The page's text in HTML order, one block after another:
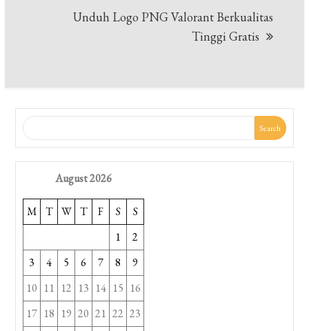
Unduh Logo PNG Valorant Berkualitas
Tinggi Gratis
Search
August 2026
M T W T F S
S
1
2
3
4 5 6 7 8
9
10 11 12 13 14 15 16
17 18 19 20 21 22 23